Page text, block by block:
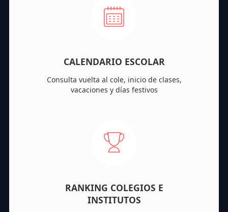
CALENDARIO ESCOLAR
Consulta vuelta al cole, inicio de clases,
vacaciones y días festivos
RANKING COLEGIOS E
INSTITUTOS